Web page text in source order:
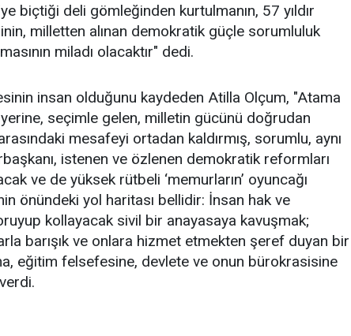
biçtiği deli gömleğinden kurtulmanın, 57 yıldır
milletten alınan demokratik güçle sorumluluk
miladı olacaktır" dedi.
insan olduğunu kaydeden Atilla Olçum, "Atama
seçimle gelen, milletin gücünü doğrudan
mesafeyi ortadan kaldırmış, sorumlu, aynı
istenen ve özlenen demokratik reformları
ve de yüksek rütbeli ‘memurların’ oyuncağı
önündeki yol haritası bellidir: İnsan hak ve
kollayacak sivil bir anayasaya kavuşmak;
barışık ve onlara hizmet etmekten şeref duyan bir
eğitim felsefesine, devlete ve onun bürokrasisine